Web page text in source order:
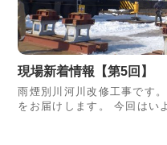
現場新着情報【第5回】
雨煙別川河川改修工事です。 前回に引き続き『鋼橋架設工』
をお届けします。 今回はいよいよ地組です。 地組とは地上で